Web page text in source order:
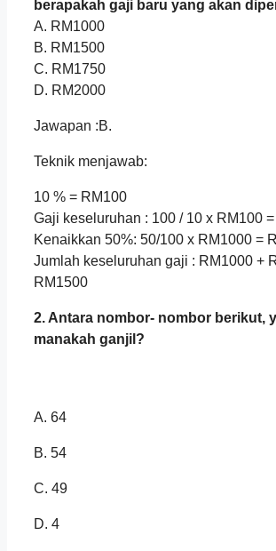
berapakah gaji baru yang akan
A. RM1000
B. RM1500
C. RM1750
D. RM2000
Jawapan :B.
Teknik menjawab:
10 % = RM100
Gaji keseluruhan : 100 / 10 x RM100
Kenaikkan 50%: 50/100 x RM1000 =
Jumlah keseluruhan gaji : RM1000 +
RM1500
2. Antara nombor- nombor berikut,
manakah ganjil?
A. 64
B. 54
C. 49
D. 4